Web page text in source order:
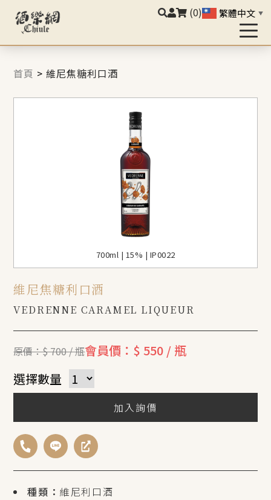
(0) 繁體中文 ▼
首頁 >維尼焦糖利口酒
700ml | 15% | IP0022
維尼焦糖利口酒
VEDRENNE CARAMEL LIQUEUR
種類： 維尼利口酒
原價：$ 700 / 瓶會員價：$ 550 / 瓶
選擇數量
加入詢價